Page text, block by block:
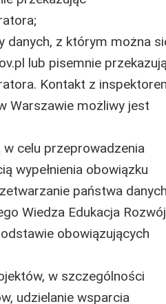
danych, z którym można
lub pisemnie
Kontakt z
Warszawie możliwy jest
celu przeprowadzenia
wypełnienia obowiązku
państwa danych
Wiedza Edukacja Rozwój
obowiązujących
w szczególności
udzielanie wsparcia